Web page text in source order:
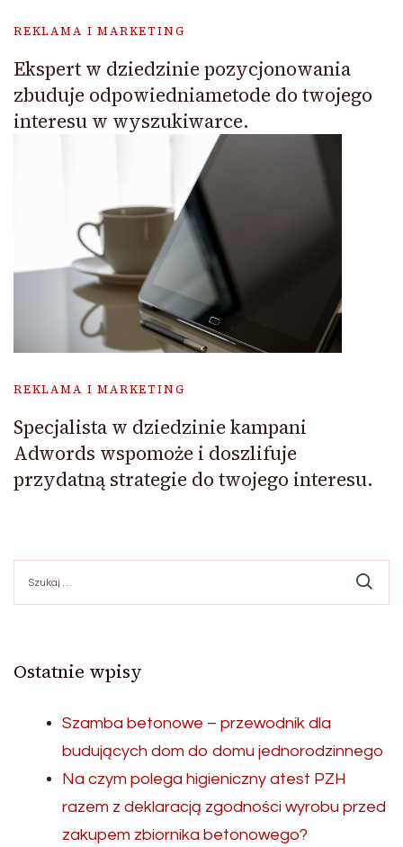
REKLAMA I MARKETING
Ekspert w dziedzinie pozycjonowania
zbuduje odpowiedniametode do twojego
interesu w wyszukiwarce.
REKLAMA I MARKETING
Specjalista w dziedzinie kampani
Adwords wspomoże i doszlifuje
przydatną strategie do twojego interesu.
Ostatnie wpisy
Szamba betonowe – przewodnik dla
budujących dom do domu jednorodzinnego
Na czym polega higieniczny atest PZH
razem z deklaracją zgodności wyrobu przed
zakupem zbiornika betonowego?